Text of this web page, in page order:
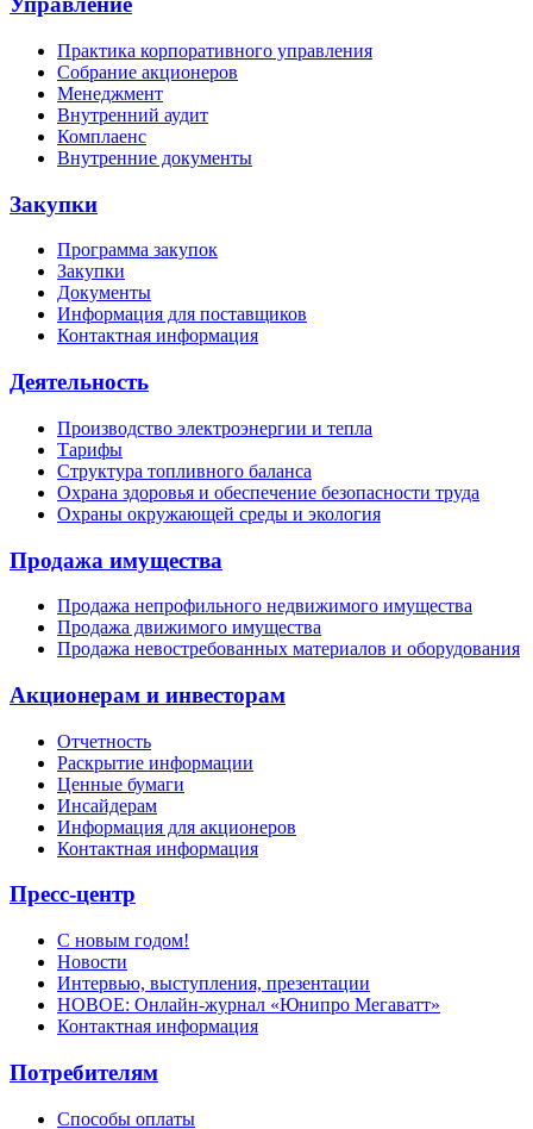
Практика корпоративного управления
Собрание акционеров
Менеджмент
Внутренний аудит
Комплаенс
Внутренние документы
Закупки
Программа закупок
Закупки
Документы
Информация для поставщиков
Контактная информация
Деятельность
Производство электроэнергии и тепла
Тарифы
Структура топливного баланса
Охрана здоровья и обеспечение безопасности труда
Охраны окружающей среды и экология
Продажа имущества
Продажа непрофильного недвижимого имущества
Продажа движимого имущества
Продажа невостребованных материалов и оборудования
Акционерам и инвесторам
Отчетность
Раскрытие информации
Ценные бумаги
Инсайдерам
Информация для акционеров
Контактная информация
Пресс-центр
С новым годом!
Новости
Интервью, выступления, презентации
НОВОЕ: Онлайн-журнал «Юнипро Мегаватт»
Контактная информация
Потребителям
Способы оплаты